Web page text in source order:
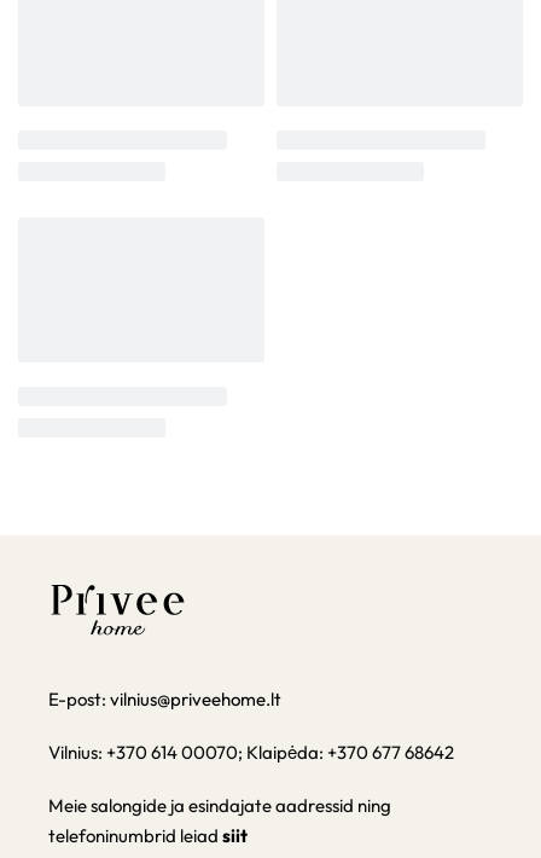
E-post: vilnius@priveehome.lt
Vilnius: +370 614 00070; Klaipėda: +370 677 68642
Meie salongide ja esindajate aadressid ning
telefoninumbrid leiad siit